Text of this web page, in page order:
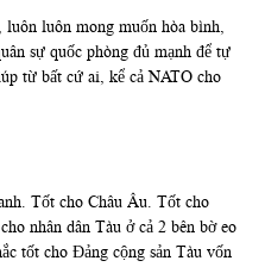
luôn luôn mong muốn hòa bình,
sự quốc phòng đủ mạnh để tự
từ bất cứ ai, kể cả NATO cho
Tốt cho Châu Âu. Tốt cho
nhân dân Tàu ở cả 2 bên bờ eo
tốt cho Đảng cộng sản Tàu vốn